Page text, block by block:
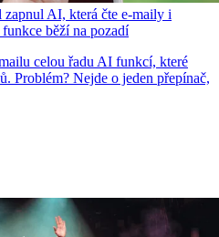
AI, která čte e-maily i
běží na pozadí
celou řadu AI funkcí, které
Problém? Nejde o jeden přepínač,